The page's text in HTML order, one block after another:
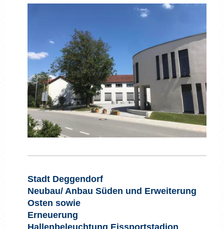
Stadt Deggendorf
Neubau/ Anbau Süden und Erweiterung
Osten sowie
Erneuerung